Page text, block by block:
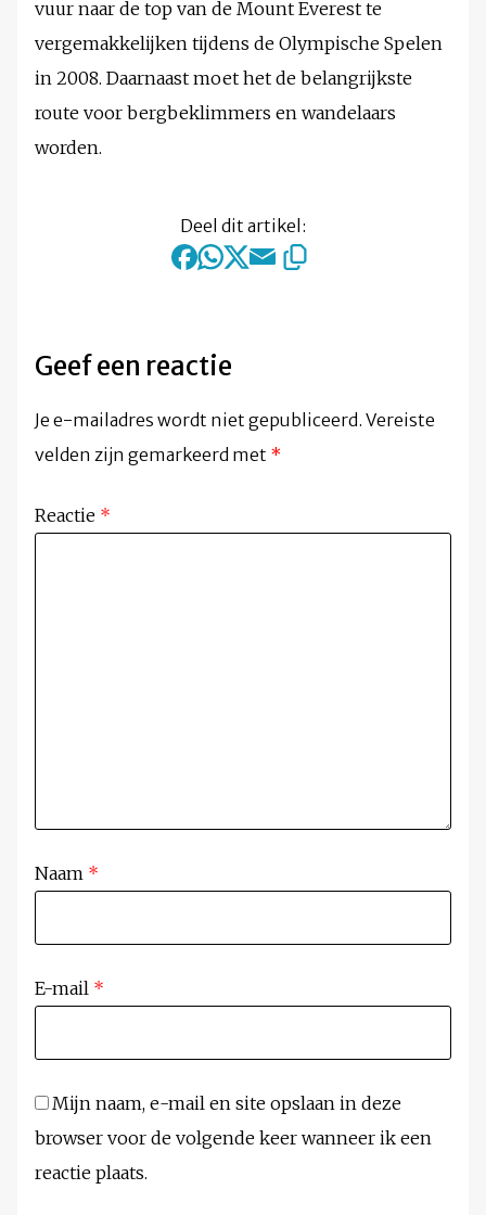
vuur naar de top van de Mount Everest te
vergemakkelijken tijdens de Olympische Spelen
in 2008. Daarnaast moet het de belangrijkste
route voor bergbeklimmers en wandelaars
worden.
Deel dit artikel:
Geef een reactie
Je e-mailadres wordt niet gepubliceerd. Vereiste
velden zijn gemarkeerd met *
Reactie *
Naam *
E-mail *
Mijn naam, e-mail en site opslaan in deze
browser voor de volgende keer wanneer ik een
reactie plaats.